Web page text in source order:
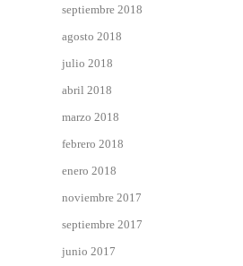
septiembre 2018
agosto 2018
julio 2018
abril 2018
marzo 2018
febrero 2018
enero 2018
noviembre 2017
septiembre 2017
junio 2017